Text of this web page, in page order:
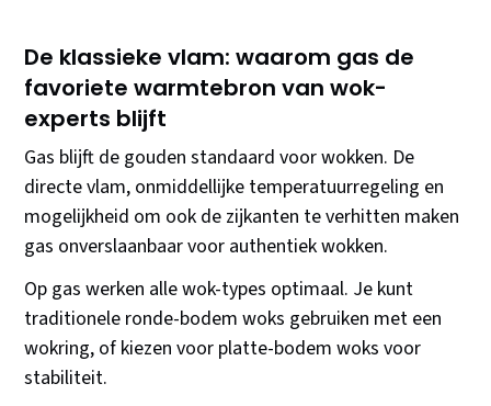
De klassieke vlam: waarom gas de
favoriete warmtebron van wok-
experts blijft
Gas blijft de gouden standaard voor wokken. De
directe vlam, onmiddellijke temperatuurregeling en
mogelijkheid om ook de zijkanten te verhitten maken
gas onverslaanbaar voor authentiek wokken.
Op gas werken alle wok-types optimaal. Je kunt
traditionele ronde-bodem woks gebruiken met een
wokring, of kiezen voor platte-bodem woks voor
stabiliteit.